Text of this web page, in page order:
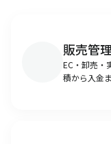
販売管
EC・卸売・
積から入金